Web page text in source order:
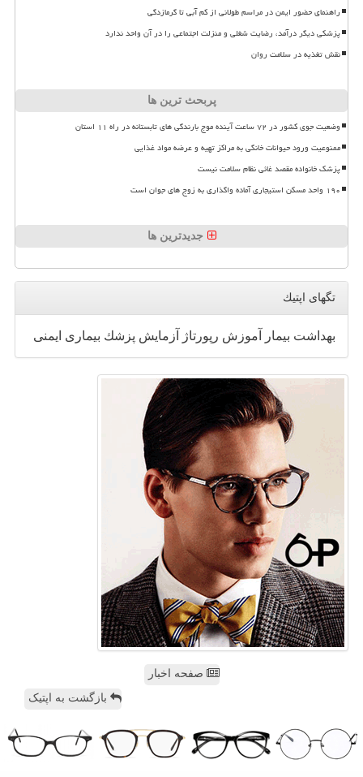
راهنمای حضور ایمن در مراسم طولانی از کم آبی تا گرمازدگی
پزشکی دیگر درآمد، رضایت شغلی و منزلت اجتماعی را در آن واحد ندارد
نقش تغذیه در سلامت روان
پربحث ترین ها
وضعیت جوی کشور در ۷۲ ساعت آینده موج بارندگی های تابستانه در راه ۱۱ استان
ممنوعیت ورود حیوانات خانگی به مراکز تهیه و عرضه مواد غذایی
پزشک خانواده مقصد غائی نظام سلامت نیست
۱۹۰ واحد مسکن استیجاری آماده واگذاری به زوج های جوان است
جدیدترین ها
تگهای اپتیك
بهداشت بیمار آموزش رپورتاژ آزمایش پزشك بیماری ایمنی
صفحه اخبار
بازگشت به اپتیک